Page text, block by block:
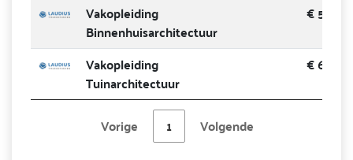
Vakopleiding
Binnenhuisarchitectuur
€
Vakopleiding
Tuinarchitectuur
€
Vorige 1 Volgende